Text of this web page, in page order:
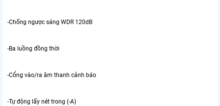
-Chống ngược sáng WDR 120dB
-Ba luồng đồng thời
-Cổng vào/ra âm thanh cảnh báo
-Tự động lấy nét trong (-A)